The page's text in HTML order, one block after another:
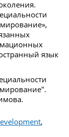
язык
,